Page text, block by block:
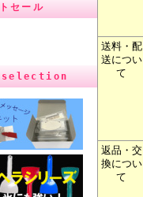
セール
送料・配
送につい
て
返品・交
換につい
て